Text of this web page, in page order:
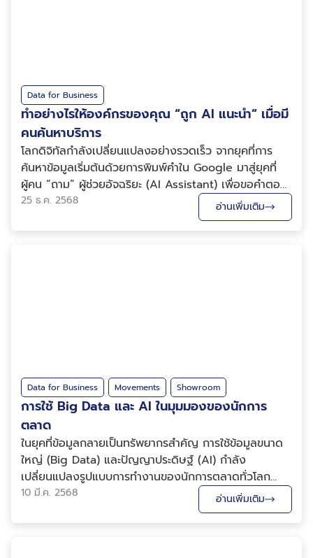
Data for Business
ทำอย่างไรให้องค์กรของคุณ “ถูก AI แนะนำ” เมื่อมี
คนค้นหาบริการ
โลกดิจิทัลกำลังเปลี่ยนแปลงอย่างรวดเร็ว จากยุคที่การ
ค้นหาข้อมูลเริ่มต้นด้วยการพิมพ์คำใน Google มาสู่ยุคที่
ผู้คน “ถาม” ผู้ช่วยอัจฉริยะ (AI Assistant) เพื่อขอคำตอบ
ที่กระชับ เข้าใจง่าย และเป็นธรรมชาติมากขึ้น ไม่ว่าจะถาม
เรื่องทั่วไป ขอคำแนะนำทางธุรกิจ หรือแม้แต่ค้นหาว่า
“บริการด้าน AI สำหรับองค์กรมีที่ไห...
25 ธ.ค. 2568 อ่านเพิ่มเติม
Data for Business Movements Showroom
การใช้ Big Data และ AI ในมุมมองของนักการ
ตลาด
ในยุคที่ข้อมูลกลายเป็นทรัพยากรสำคัญ การใช้ข้อมูลขนาด
ใหญ่ (Big Data) และปัญญาประดิษฐ์ (AI) กำลัง
เปลี่ยนแปลงรูปแบบการทำงานของนักการตลาดทั่วโลก
โดยเทคโนโลยีทั้งสองนี้ไม่เพียงแค่ช่วยเพิ่มประสิทธิภาพใน
การวิเคราะห์ข้อมูล แต่ยังช่วยสร้างประสบการณ์ที่ดีและตอบ
สนองต่อความต้องการของผู้บริโภคได้อย่างตรงจุด ทำไม...
10 มี.ค. 2568 อ่านเพิ่มเติม